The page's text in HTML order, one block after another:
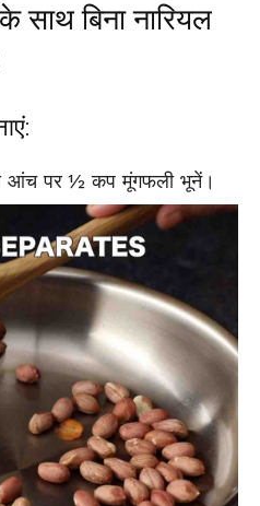
साथ बिना नारियल
आंच पर ½ कप मूंगफली भूनें।